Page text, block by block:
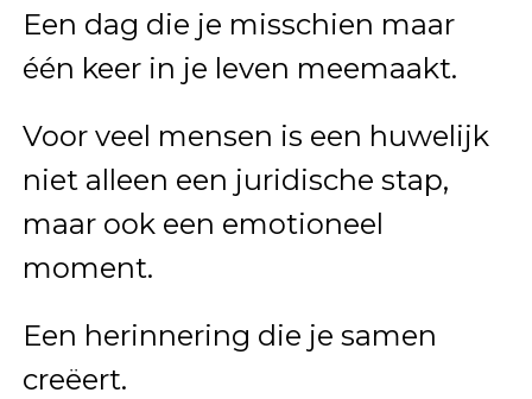
Een dag die je misschien maar
één keer in je leven meemaakt.
Voor veel mensen is een huwelijk
niet alleen een juridische stap,
maar ook een emotioneel
moment.
Een herinnering die je samen
creëert.